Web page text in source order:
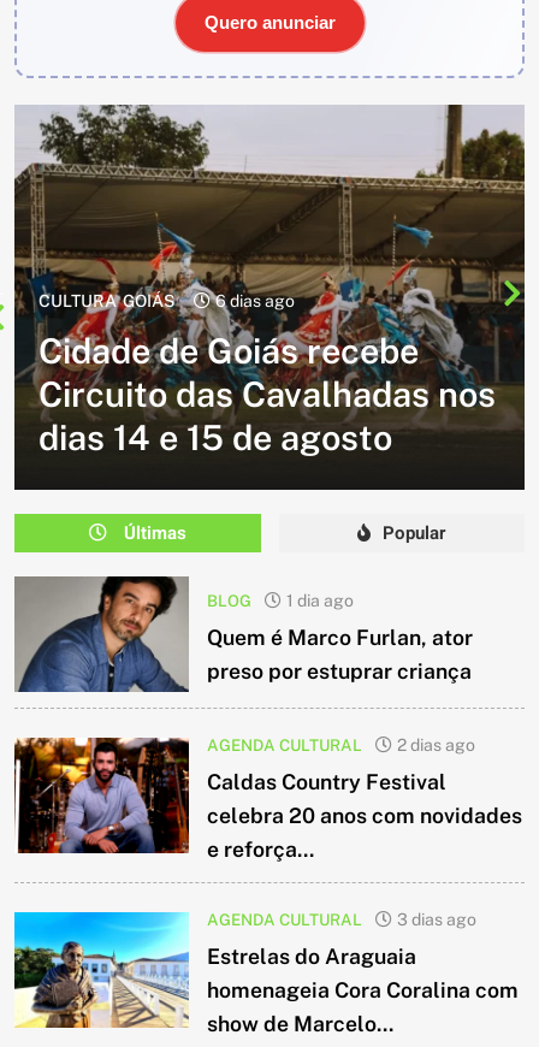
Quero anunciar
CULTURA 2 semanas ago
Cavalgada do Batom está de
volta e promete reunir
milhares de participantes
em Caldazinha
Últimas Popular
BLOG 1 dia ago
Quem é Marco Furlan, ator
preso por estuprar criança
AGENDA CULTURAL 2 dias ago
Caldas Country Festival
celebra 20 anos com novidades
e reforça...
AGENDA CULTURAL 3 dias ago
Estrelas do Araguaia
homenageia Cora Coralina com
show de Marcelo...